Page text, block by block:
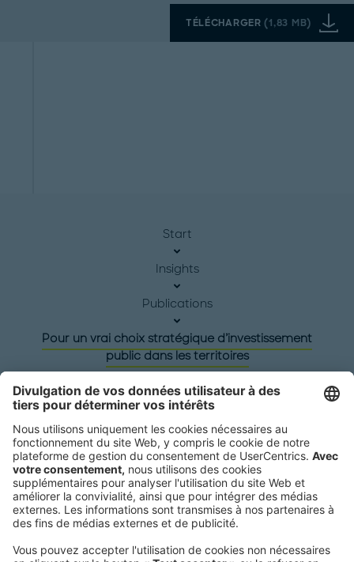
TÉLÉCHARGER(1,83 MB)
Start
Insights
Publications
Pour un vrai choix stratégique d’investissement
public dans les territoires
Siège social
Roland Berger GmbH
Sederanger 1
80538 Munich
Germany
Téléphone: +49 89 9230-0